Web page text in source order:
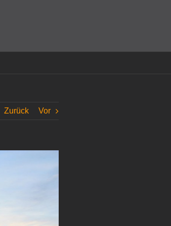
Zurück Vor
Cookies gesetzt werden.